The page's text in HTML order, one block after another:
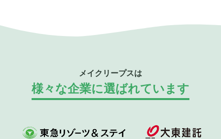
メイクリープスは
様々な企業に選ばれています